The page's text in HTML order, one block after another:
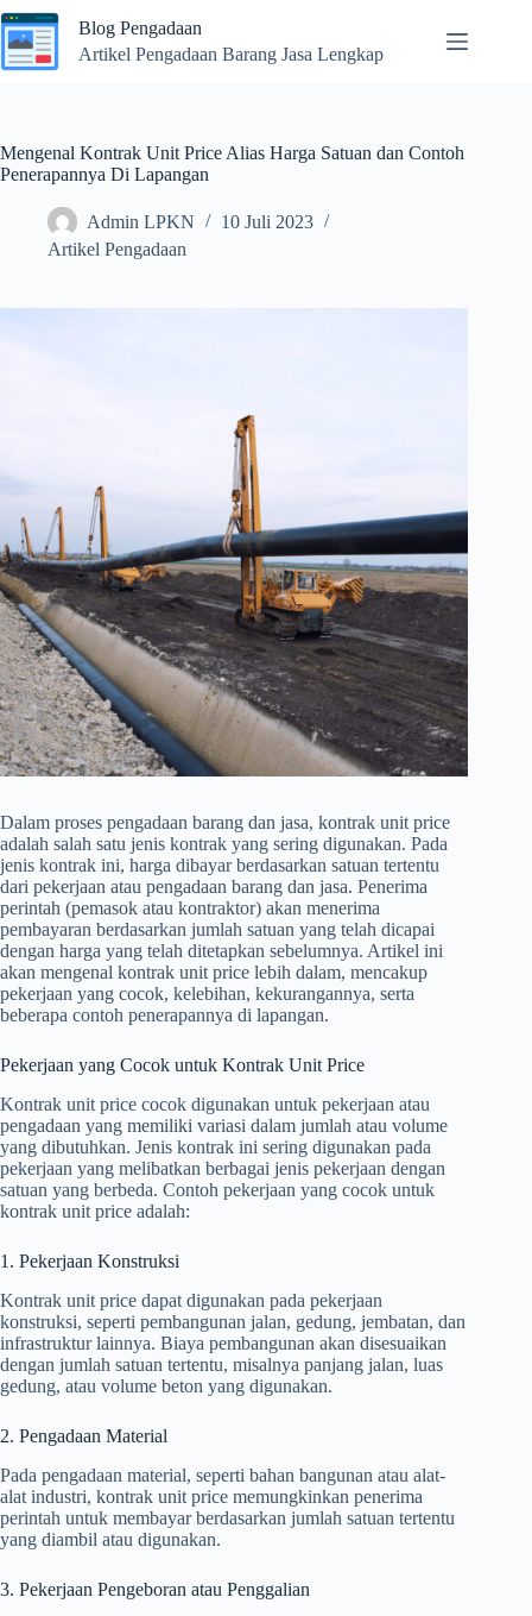
Skip
to
content
Blog Pengadaan
Artikel Pengadaan Barang Jasa Lengkap
Mengenal Kontrak Unit Price Alias Harga Satuan dan Contoh
Penerapannya Di Lapangan
Admin LPKN
10 Juli 2023
Artikel Pengadaan
Dalam proses pengadaan barang dan jasa, kontrak unit price
adalah salah satu jenis kontrak yang sering digunakan. Pada
jenis kontrak ini, harga dibayar berdasarkan satuan tertentu
dari pekerjaan atau pengadaan barang dan jasa. Penerima
perintah (pemasok atau kontraktor) akan menerima
pembayaran berdasarkan jumlah satuan yang telah dicapai
dengan harga yang telah ditetapkan sebelumnya. Artikel ini
akan mengenal kontrak unit price lebih dalam, mencakup
pekerjaan yang cocok, kelebihan, kekurangannya, serta
beberapa contoh penerapannya di lapangan.
Pekerjaan yang Cocok untuk Kontrak Unit Price
Kontrak unit price cocok digunakan untuk pekerjaan atau
pengadaan yang memiliki variasi dalam jumlah atau volume
yang dibutuhkan. Jenis kontrak ini sering digunakan pada
pekerjaan yang melibatkan berbagai jenis pekerjaan dengan
satuan yang berbeda. Contoh pekerjaan yang cocok untuk
kontrak unit price adalah:
1. Pekerjaan Konstruksi
Kontrak unit price dapat digunakan pada pekerjaan
konstruksi, seperti pembangunan jalan, gedung, jembatan, dan
infrastruktur lainnya. Biaya pembangunan akan disesuaikan
dengan jumlah satuan tertentu, misalnya panjang jalan, luas
gedung, atau volume beton yang digunakan.
2. Pengadaan Material
Pada pengadaan material, seperti bahan bangunan atau alat-
alat industri, kontrak unit price memungkinkan penerima
perintah untuk membayar berdasarkan jumlah satuan tertentu
yang diambil atau digunakan.
3. Pekerjaan Pengeboran atau Penggalian